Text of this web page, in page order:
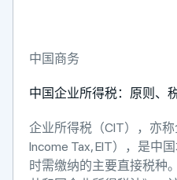
中国商务
中国企业所得税：原则、
企业所得税（CIT），亦
Income Tax, EIT），是中
时需缴纳的主要直接税种